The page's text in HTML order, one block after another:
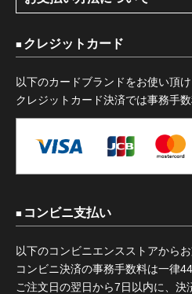
クレジットカード
以下のカードブランドをお使い頂け
クレジットカード決済では事務手
コンビニ支払い
以下のコンビニエンスストアからお
コンビニ決済の事務手数料は一律
ご注文日の翌日から7日以内に、決